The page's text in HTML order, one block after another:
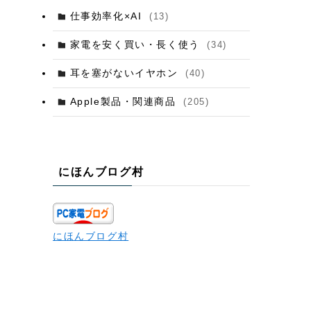
仕事効率化×AI (13)
家電を安く買い・長く使う (34)
耳を塞がないイヤホン (40)
Apple製品・関連商品 (205)
にほんブログ村
にほんブログ村